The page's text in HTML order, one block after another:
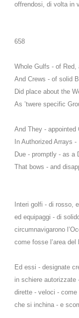
offrendosi, di volta in
658
Whole Gulfs - of
And Crews - of solid
Did place about the
As ’twere specific
And They - appointed
In Authorized Arrays -
Due - promptly - as a
That bows - and
Interi golfi - di rosso,
ed equipaggi - di
circumnavigarono
come fosse l’area del
Ed essi - designate
in schiere autorizzate
dirette - veloci - come
che si inchina - e